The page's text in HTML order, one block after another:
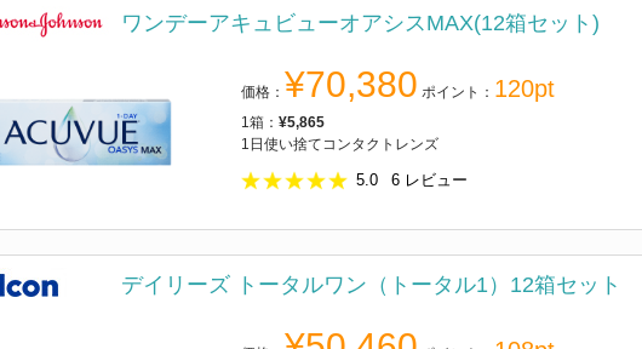
ワンデーアキュビューオアシスMAX(12箱セット)
価格： ¥70,380 ポイント： 120pt
1箱： ¥5,865
1日使い捨てコンタクトレンズ
5.0 6 レビュー
デイリーズ トータルワン（トータル1）12箱セット